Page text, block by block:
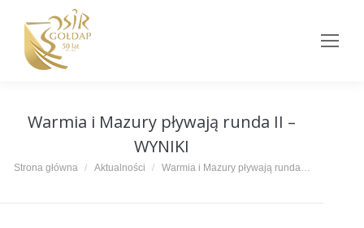
Warmia i Mazury pływają runda II –
WYNIKI
Jesteś tutaj:
Strona główna Aktualności Warmia i Mazury pływają runda…